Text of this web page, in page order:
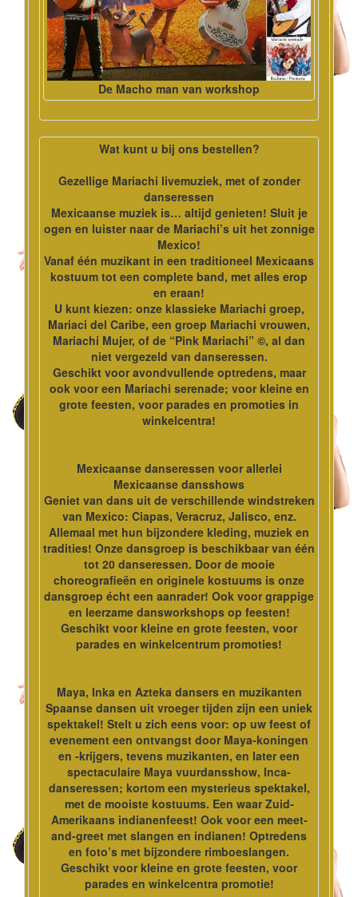
De Macho man van workshop
Wat kunt u bij ons bestellen?
Gezellige Mariachi livemuziek, met of zonder
danseressen
Mexicaanse muziek is… altijd genieten! Sluit je
ogen en luister naar de Mariachi’s uit het zonnige
Mexico!
Vanaf één muzikant in een traditioneel Mexicaans
kostuum tot een complete band, met alles erop
en eraan!
U kunt kiezen: onze klassieke Mariachi groep,
Mariaci del Caribe, een groep Mariachi vrouwen,
Mariachi Mujer, of de “Pink Mariachi” ©, al dan
niet vergezeld van danseressen.
Geschikt voor avondvullende optredens, maar
ook voor een Mariachi serenade; voor kleine en
grote feesten, voor parades en promoties in
winkelcentra!
Mexicaanse danseressen voor allerlei
Mexicaanse dansshows
Geniet van dans uit de verschillende windstreken
van Mexico: Ciapas, Veracruz, Jalisco, enz.
Allemaal met hun bijzondere kleding, muziek en
tradities! Onze dansgroep is beschikbaar van één
tot 20 danseressen. Door de mooie
choreografieën en originele kostuums is onze
dansgroep écht een aanrader! Ook voor grappige
en leerzame dansworkshops op feesten!
Geschikt voor kleine en grote feesten, voor
parades en winkelcentrum promoties!
Maya, Inka en Azteka dansers en muzikanten
Spaanse dansen uit vroeger tijden zijn een uniek
spektakel! Stelt u zich eens voor: op uw feest of
evenement een ontvangst door Maya-koningen
en -krijgers, tevens muzikanten, en later een
spectaculaire Maya vuurdansshow, Inca-
danseressen; kortom een mysterieus spektakel,
met de mooiste kostuums. Een waar Zuid-
Amerikaans indianenfeest! Ook voor een meet-
and-greet met slangen en indianen! Optredens
en foto’s met bijzondere rimboeslangen.
Geschikt voor kleine en grote feesten, voor
parades en winkelcentra promotie!